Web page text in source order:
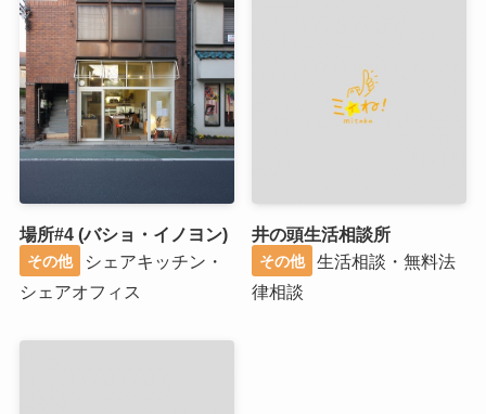
場所#4 (バショ・イノヨン)
その他
シェアキッチン・
シェアオフィス
井の頭生活相談所
その他
生活相談・無料法
律相談